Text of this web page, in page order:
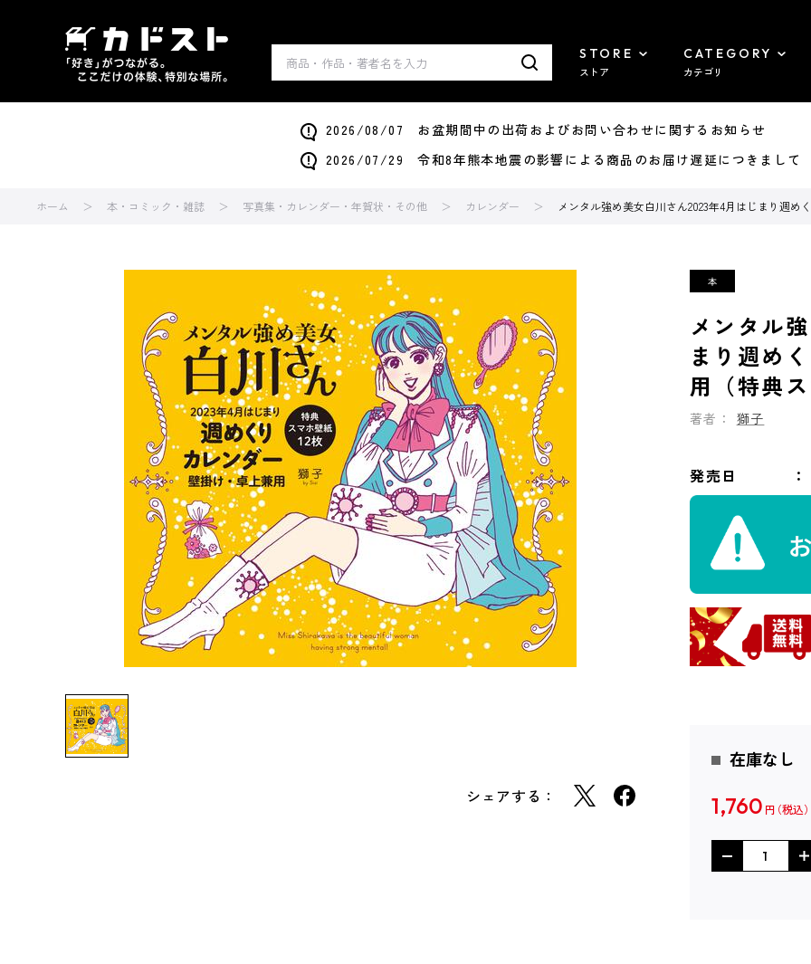
STORE
ストア
CATEGORY
カテゴリ
2026/08/07 お盆期間中の出荷およびお問い合わせに関するお知らせ
2026/07/29 令和8年熊本地震の影響による商品のお届け遅延につきまして
ホーム 本・コミック・雑誌 写真集・カレンダー・年賀状・その他 カレンダー メンタル強め美女白川さん2023年4月はじまり週め
シェアする：
メンタル
まり週め
用（特典ス
著者： 獅子
発売日
在庫なし
1,760 円